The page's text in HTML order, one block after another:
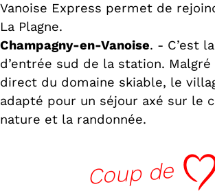
Vanoise Express permet de
La Plagne.
Champagny-en-Vanoise. - C’est
d’entrée sud de la station. Malgré
direct du domaine skiable, le
adapté pour un séjour axé sur le
nature et la randonnée.
Coup de